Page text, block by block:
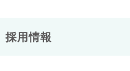
採用情報